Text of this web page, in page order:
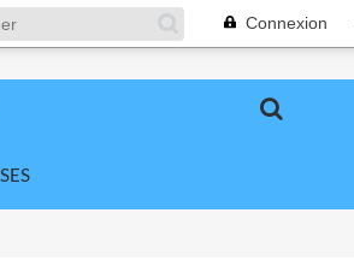
Connexion